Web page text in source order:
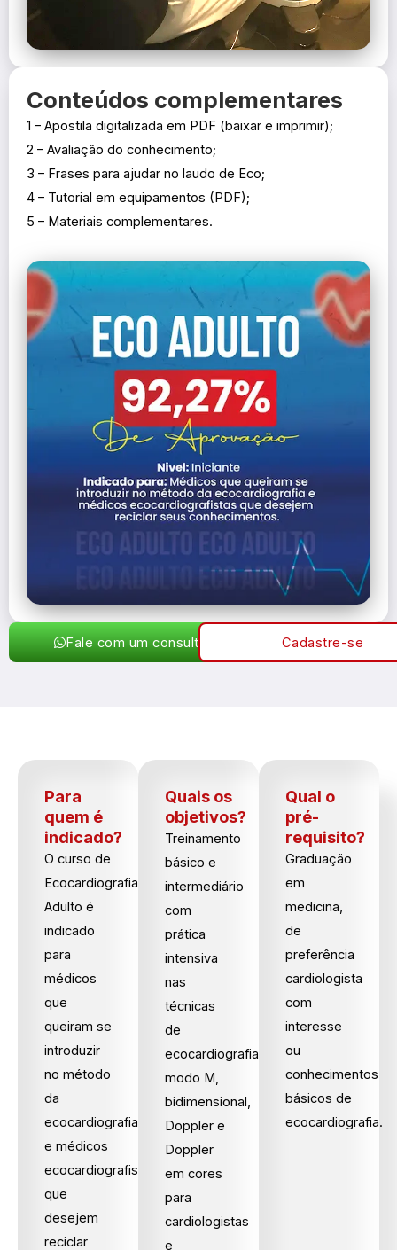
Conteúdos complementares
1 – Apostila digitalizada em PDF (baixar e imprimir);
2 – Avaliação do conhecimento;
3 – Frases para ajudar no laudo de Eco;
4 – Tutorial em equipamentos (PDF);
5 – Materiais complementares.
Fale com um consultor Cadastre-se
Para
quem é
indicado?
O curso de
Ecocardiografia
Adulto é
indicado
para
médicos
que
queiram se
introduzir
no método
da
ecocardiografia
e médicos
ecocardiografistas
que
desejem
reciclar
Quais os
objetivos?
Treinamento
básico e
intermediário
com
prática
intensiva
nas
técnicas
de
ecocardiografia
modo M,
bidimensional,
Doppler e
Doppler
em cores
para
cardiologistas
e
Qual o
pré-
requisito?
Graduação
em
medicina,
de
preferência
cardiologista
com
interesse
ou
conhecimentos
básicos de
ecocardiografia.